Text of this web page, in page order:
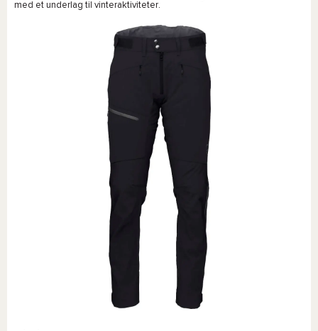
med et underlag til vinteraktiviteter.